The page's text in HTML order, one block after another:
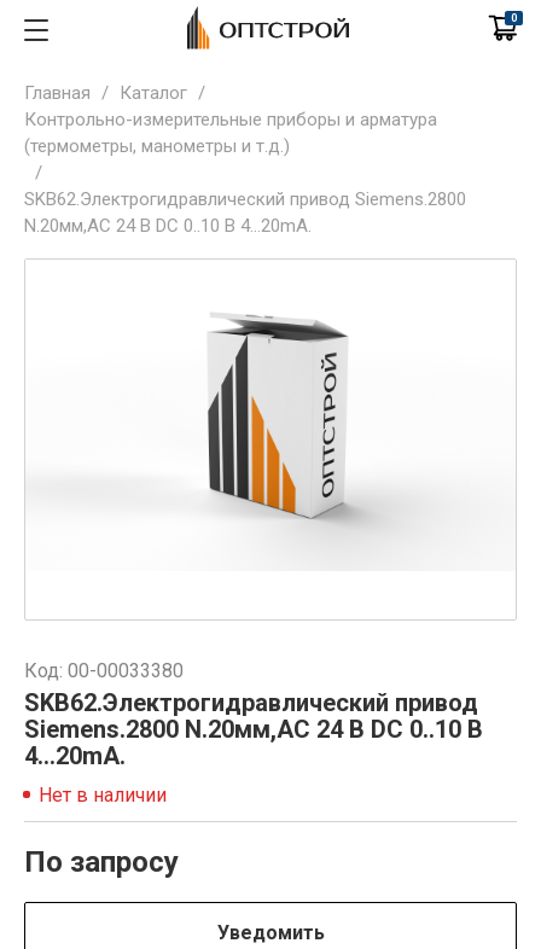
0
Главная / Каталог /
Контрольно-измерительные приборы и арматура
(термометры, манометры и т.д.)
/
SKB62.Электрогидравлический привод Siemens.2800
N.20мм,AC 24 В DC 0..10 В 4...20mA.
Код: 00-00033380
SKB62.Электрогидравлический привод
Siemens.2800 N.20мм,AC 24 В DC 0..10 В
4...20mA.
Нет в наличии
По запросу
Уведомить